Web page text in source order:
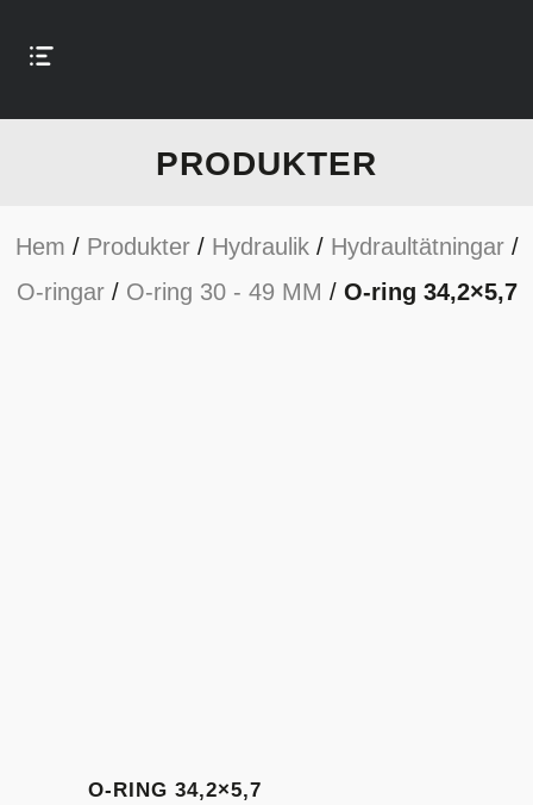
PRODUKTER
Hem / Produkter/ Hydraulik/ Hydraultätningar/
O-ringar/ O-ring 30 - 49 MM / O-ring 34,2×5,7
O-RING 34,2×5,7